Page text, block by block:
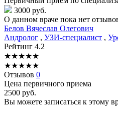
3000 руб.
О данном враче пока нет
Белов Вячеслав Олегович
Андролог , УЗИ-специалист ,
Рейтинг 4.2
★★★★★
★★★★★
Отзывов 0
Цена первичного приема
2500 руб.
Вы можете записаться к этому